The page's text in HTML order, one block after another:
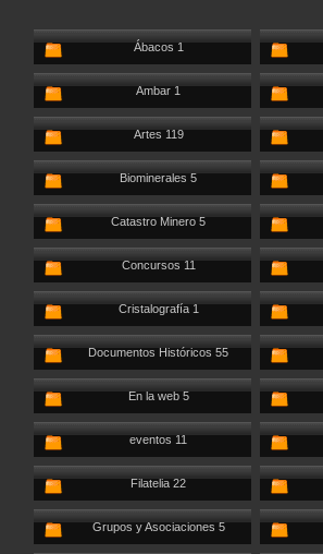
Ábacos 1
Ambar 1
Artes 119
Biominerales 5
Catastro Minero 5
Concursos 11
Cristalografía 1
Documentos Históricos 55
En la web 5
eventos 11
Filatelia 22
Grupos y Asociaciones 5